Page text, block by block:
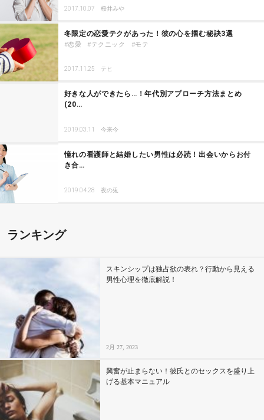
2017.10.07 桜井みや
冬限定の恋愛テクがあった！彼の心を掴む秘訣3選
恋愛 テクニック モテ
2017.11.25 テヒ
好きな人ができたら…！年代別アプローチ方法まとめ
(20…
2019.03.11 今来今
憧れの看護師と結婚したい男性は必読！出会いからお付
き合…
2019.04.28 夜の兎
ランキング
スキンシップは独占欲の表れ？行動から見える
男性心理を徹底解説！
2月 27, 2023
興奮が止まらない！彼氏とのセックスを盛り上
げる基本マニュアル